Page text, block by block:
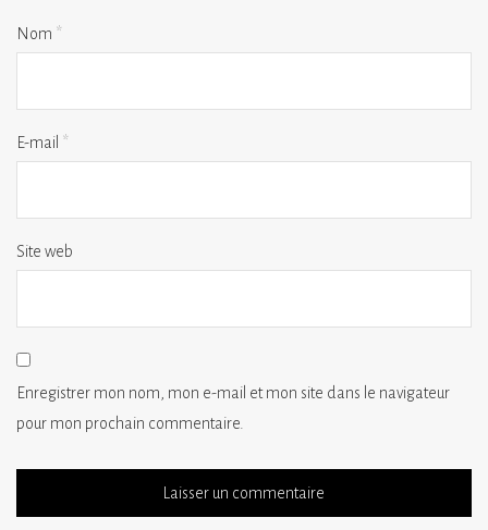
Nom *
E-mail *
Site web
Enregistrer mon nom, mon e-mail et mon site dans le navigateur
pour mon prochain commentaire.